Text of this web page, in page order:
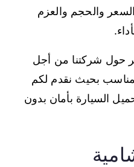
والحجم والعزم
حول شركتنا من أجل
بحيث نقدم لكم
السيارة بأمان بدون